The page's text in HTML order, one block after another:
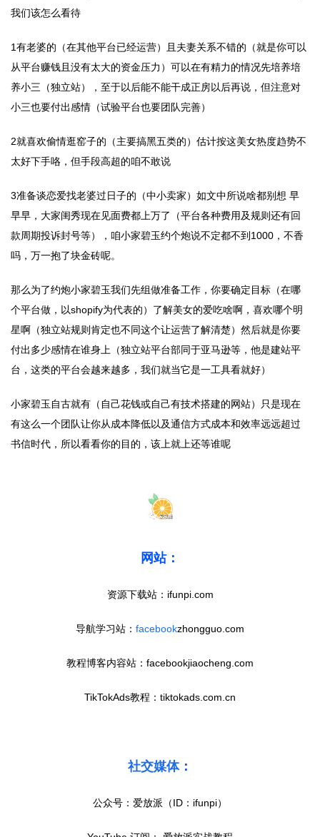
我们该怎么看待
1有老婆的（在其他平台已经运营）且夫妻关系不错的（就是你可以
从平台赚钱且没有太大的资金压力）可以在有精力的情况先培养培
养小三（独立站），至于以后能不能干成正房以后再说，但注意对
小三也要付出感情（试验平台也要团队完善）
2就喜欢偷情逛窑子的（主要搞黑五类的）估计按这美女热度趋势不
太好下手咯，但手段高超的咱不敢说
3准备谈恋爱找老婆过日子的（中小卖家）如文中所说啥都别想 早
早早，大家闺秀现在见面费都上万了（平台各种费用及规则还有回
款周期投诉封号等），咱小家碧玉约个炮说不定都不到1000，不香
吗，万一抱了块金砖呢。
那么为了约炮小家碧玉我们先组做准备工作，你要确定目标（在哪
个平台做，以shopify为代表的）了解美女的爱吃啥啊，喜欢哪个明
星啊（独立站规则肯定也不同这个让运营了解清楚）然后就是你要
付出多少感情在谁身上（独立站平台部同于亚马逊等，他是建站平
台，这类的平台会越来越多，我们就当它是一工具看就好）
小家碧玉自古就有（自己花钱或自己有技术搭建的网站）只是现在
有这么一个团队让你从成本降低以及通信方式成本和效率远远超过
书信时代，所以看看你的目的，该上就上还等谁呢
网站：
资源下载站：ifunpi.com
导航学习站： facebookzhongguo.com
教程博客内容站：facebookjiaocheng.com
TikTokAds教程：tiktokads.com.cn
社交媒体：
公众号：爱放派（ID：ifunpi）